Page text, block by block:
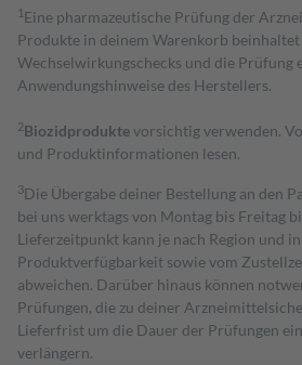
1 Eine pharmazeutische Prüfung der
Produkte in deinem Warenkorb
Wechselwirkungschecks und die Prüfung
Anwendungshinweise des Herstellers.
2Biozidproduktevorsichtig verwenden.
und Produktinformationen lesen.
3Die Übergabe deiner Bestellung an den
bei uns werktags von Montag bis Freitag
Lieferzeitpunkt kann je nach Region und
Produktverfügbarkeit sowie vom
abweichen. Darüber hinaus können
Prüfungen, die zu deiner
Lieferfrist um die Dauer der Prüfungen
verlängern.